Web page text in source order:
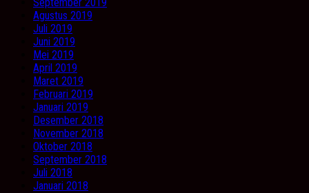
Agustus 2019
Juli 2019
Juni 2019
Mei 2019
April 2019
Maret 2019
Februari 2019
Januari 2019
Desember 2018
November 2018
Oktober 2018
September 2018
Juli 2018
Januari 2018